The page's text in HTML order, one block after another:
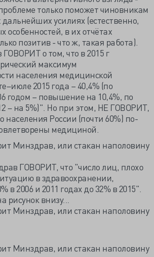
только поможет чиновникам
усилиях (естественно,
особенностей, в их отчётах
позитив - что ж, такая работа).
о том, что в 2015 г
максимум
населения медицинской
2015 года – 40,4% (по
годом – повышение на 10,4%, по
– на 5%)". Но при этом, НЕ ГОВОРИТ,
населения России (почти 60%) по-
медициной.
ГОВОРИТ, что "число лиц, плохо
в здравоохранении,
в 2006 и 2011 годах до 32% в 2015".
рисунок внизу...